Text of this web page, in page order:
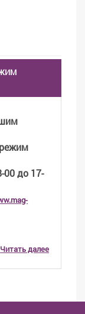
00 до 17-
Читать далее